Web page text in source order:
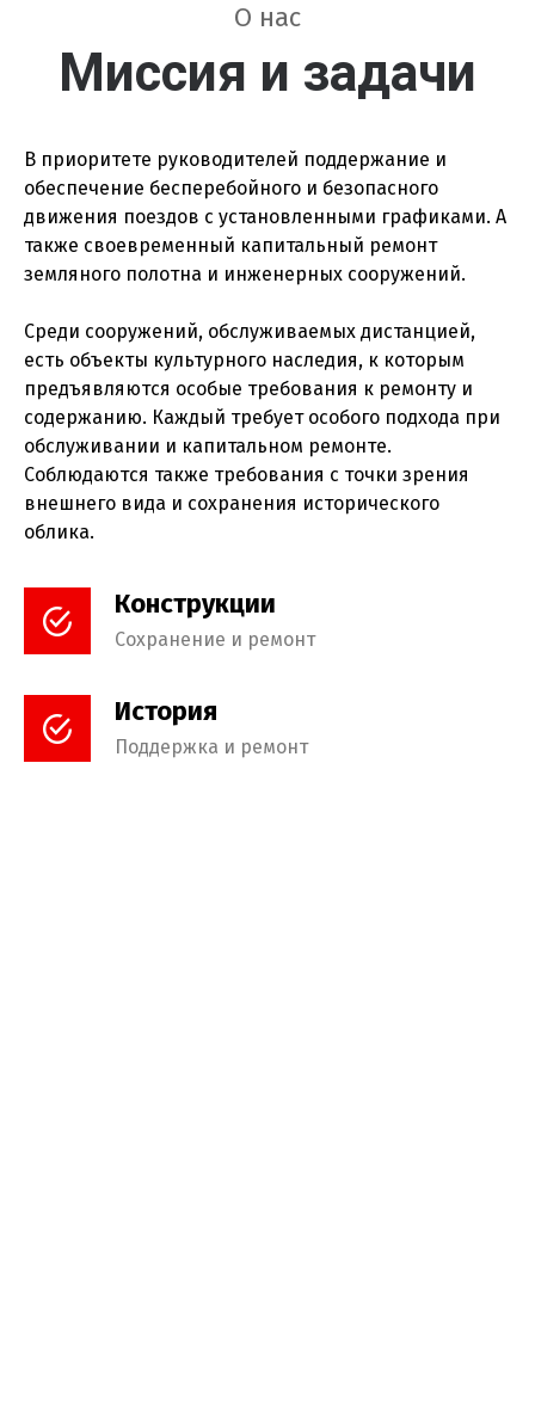
О нас
Миссия и задачи
В приоритете руководителей поддержание и
обеспечение бесперебойного и безопасного
движения поездов с установленными графиками. А
также своевременный капитальный ремонт
земляного полотна и инженерных сооружений.
Среди сооружений, обслуживаемых дистанцией,
есть объекты культурного наследия, к которым
предъявляются особые требования к ремонту и
содержанию. Каждый требует особого подхода при
обслуживании и капитальном ремонте.
Соблюдаются также требования с точки зрения
внешнего вида и сохранения исторического
облика.
Конструкции
Сохранение и ремонт
История
Поддержка и ремонт